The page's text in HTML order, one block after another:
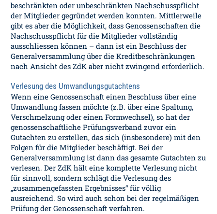
beschränkten oder unbeschränkten Nachschusspflicht
der Mitglieder gegründet werden konnten. Mittlerweile
gibt es aber die Möglichkeit, dass Genossenschaften die
Nachschusspflicht für die Mitglieder vollständig
ausschliessen können – dann ist ein Beschluss der
Generalversammlung über die Kreditbeschränkungen
nach Ansicht des ZdK aber nicht zwingend erforderlich.
Verlesung des Umwandlungsgutachtens
Wenn eine Genossenschaft einen Beschluss über eine
Umwandlung fassen möchte (z.B. über eine Spaltung,
Verschmelzung oder einen Formwechsel), so hat der
genossenschaftliche Prüfungsverband zuvor ein
Gutachten zu erstellen, das sich (insbesondere) mit den
Folgen für die Mitglieder beschäftigt. Bei der
Generalversammlung ist dann das gesamte Gutachten zu
verlesen. Der ZdK hält eine komplette Verlesung nicht
für sinnvoll, sondern schlägt die Verlesung des
„zusammengefassten Ergebnisses“ für völlig
ausreichend. So wird auch schon bei der regelmäßigen
Prüfung der Genossenschaft verfahren.